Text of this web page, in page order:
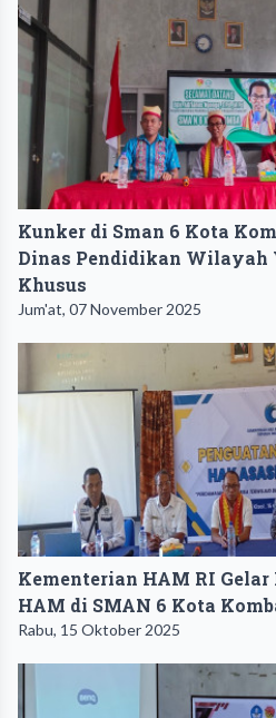
Kunker di Sman 6 Kota
Dinas Pendidikan Wilayah
Khusus
Jum'at, 07 November 2025
Kementerian HAM RI
HAM di SMAN 6 Kota
Rabu, 15 Oktober 2025